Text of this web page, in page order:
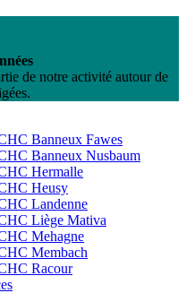
de notre activité autour de
Banneux Fawes
Banneux Nusbaum
Hermalle
Heusy
Landenne
Liège Mativa
Mehagne
Membach
Racour